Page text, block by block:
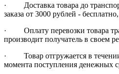
· Доставка товара до
заказа от 3000 рублей -
· Оплату перевозки товара
производит получатель в своем
· Товар отгружается в
момента поступления денежных